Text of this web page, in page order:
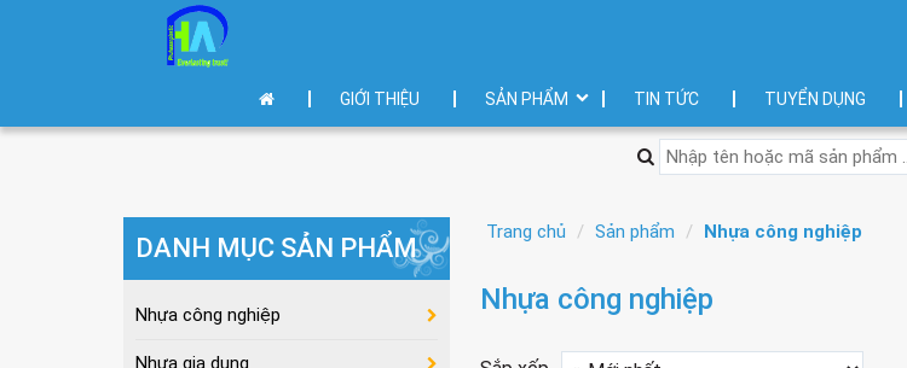
GIỚI THIỆU SẢN PHẨM TIN TỨC TUYỂN DỤNG
Trang chủ Sản phẩm Nhựa công nghiệp
Nhựa công nghiệp
DANH MỤC SẢN PHẨM
Nhựa công nghiệp
Nhựa gia dụng